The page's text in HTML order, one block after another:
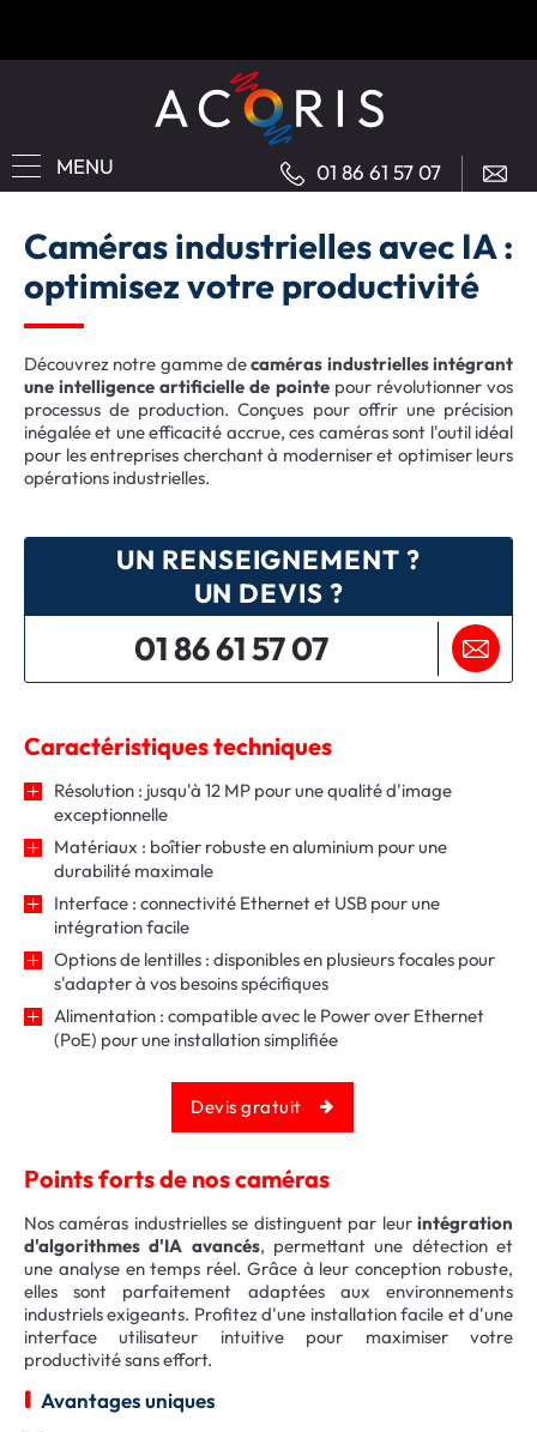
01 86 61 57 07
MENU
Caméras industrielles avec IA :
optimisez votre productivité
Découvrez notre gamme decaméras industrielles intégrant
une intelligence artificielle de pointepour révolutionner vos
processus de production. Conçues pour offrir une précision
inégalée et une efficacité accrue, ces caméras sont l'outil idéal
pour les entreprises cherchant à moderniser et optimiser leurs
opérations industrielles.
UN RENSEIGNEMENT ?
UN DEVIS ?
01 86 61 57 07
Caractéristiques techniques
Résolution : jusqu'à 12 MP pour une qualité d'image
exceptionnelle
Matériaux : boîtier robuste en aluminium pour une
durabilité maximale
Interface : connectivité Ethernet et USB pour une
intégration facile
Options de lentilles : disponibles en plusieurs focales pour
s'adapter à vos besoins spécifiques
Alimentation : compatible avec le Power over Ethernet
(PoE) pour une installation simplifiée
Devis gratuit
Points forts de nos caméras
Nos caméras industrielles se distinguent par leur intégration
d'algorithmes d'IA avancés, permettant une détection et
une analyse en temps réel. Grâce à leur conception robuste,
elles sont parfaitement adaptées aux environnements
industriels exigeants. Profitez d'une installation facile et d'une
interface utilisateur intuitive pour maximiser votre
productivité sans effort.
Avantages uniques